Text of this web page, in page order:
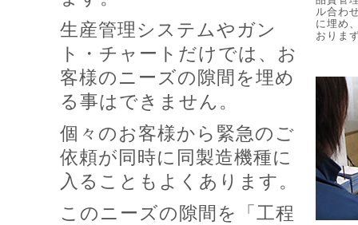
ル合わ
に埋め
おりま
生産管理システムやガン
ト・チャートだけでは、お
客様のニーズの隙間を埋め
る事はできません。
個々のお客様から緊急のご
依頼が同時に同製造機種に
入ることもよくあります。
このニーズの隙間を「工程